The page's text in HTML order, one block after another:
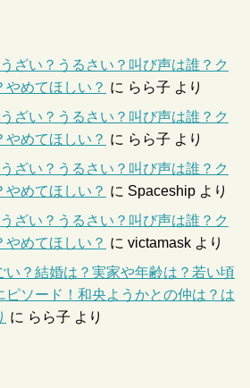
ざい？うるさい？叫び声は誰？ク
やめてほしい？ に らら子 より
ざい？うるさい？叫び声は誰？ク
やめてほしい？ に らら子 より
ざい？うるさい？叫び声は誰？ク
やめてほしい？ に Spaceship より
ざい？うるさい？叫び声は誰？ク
やめてほしい？ に victamask より
い？結婚は？実家や年齢は？若い頃
ピソード！和央ようかとの仲は？は
に らら子 より